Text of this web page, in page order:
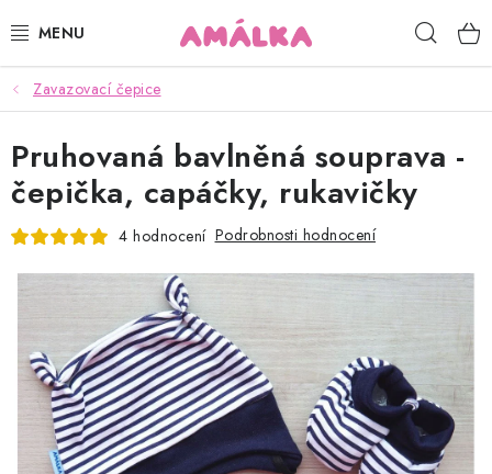
na
KOJENECKÉ, DĚTSKÉ OBLEČENÍ
ČEPICE, RUKAVICE, NÁKRČNÍKY
OSUŠKY, BRYNDÁKY, DEKY, DOPLŇKY
POUKAZY
KONTAKTY
HODNOCENÍ OBCHODU
Zavazovací čepice
Pruhovaná bavlněná souprava -
čepička, capáčky, rukavičky
4 hodnocení Podrobnosti hodnocení